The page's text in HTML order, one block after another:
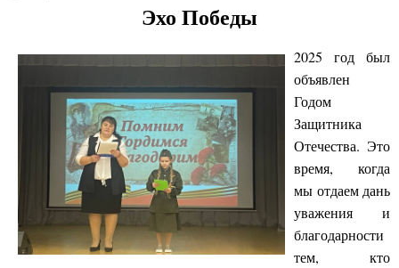
Эхо Победы
2025 год был
объявлен
Годом
Защитника
Отечества. Это
время, когда
мы отдаем дань
уважения и
благодарности
тем, кто